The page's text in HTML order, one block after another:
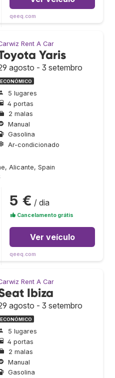
qeeq.com
Rent A Car
Yaris
agosto - 3 setembro
ECONÓMICO
5 lugares
4 portas
2 malas
Manual
Gasolina
Ar-condicionado
Alicante, Spain
5 € / dia
Cancelamento grátis
Ver veículo
qeeq.com
Rent A Car
Ibiza
agosto - 3 setembro
ECONÓMICO
5 lugares
4 portas
2 malas
Manual
Gasolina